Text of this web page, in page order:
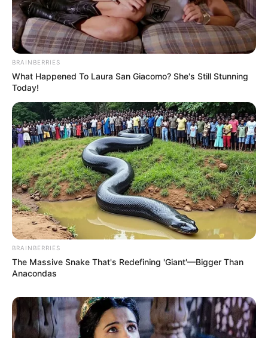
BRAINBERRIES
What Happened To Laura San Giacomo? She's Still Stunning
Today!
BRAINBERRIES
The Massive Snake That's Redefining 'Giant'—Bigger Than
Anacondas